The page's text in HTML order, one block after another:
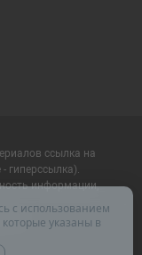
ссылка на
гиперссылка).
информации,
16+
с использованием
указаны в